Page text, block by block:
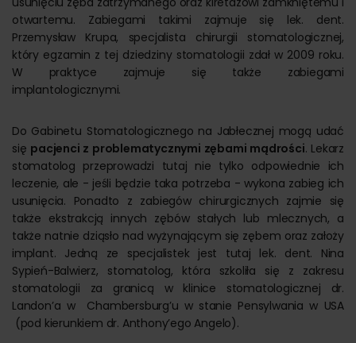
otwartemu. Zabiegami takimi zajmuje się lek. dent.
Przemysław Krupa, specjalista chirurgii stomatologicznej,
który egzamin z tej dziedziny stomatologii zdał w 2009 roku.
W praktyce zajmuje się także zabiegami
implantologicznymi.
Do Gabinetu Stomatologicznego na Jabłecznej mogą udać
się pacjenci z problematycznymi zębami mądrości. Lekarz
stomatolog przeprowadzi tutaj nie tylko odpowiednie ich
leczenie, ale - jeśli będzie taka potrzeba - wykona zabieg ich
usunięcia. Ponadto z zabiegów chirurgicznych zajmie się
także ekstrakcją innych zębów stałych lub mlecznych, a
także natnie dziąsło nad wyżynającym się zębem oraz założy
implant. Jedną ze specjalistek jest tutaj lek. dent. Nina
Sypień-Balwierz, stomatolog, która szkoliła się z zakresu
stomatologii za granicą w klinice stomatologicznej dr.
Landon’a w Chambersburg’u w stanie Pensylwania w USA
(pod kierunkiem dr. Anthony’ego Angelo).